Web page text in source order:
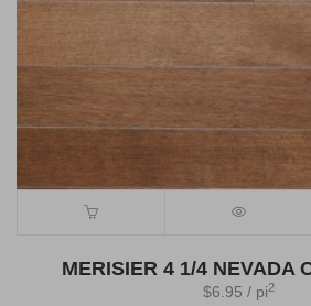
MERISIER 4 1/4 NEVADA
$6.95 / pi2